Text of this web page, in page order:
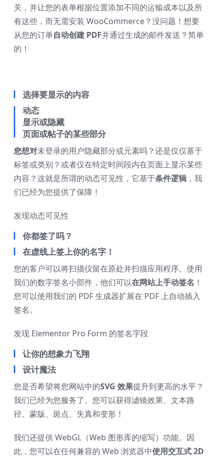
关，并让您的表单根据位置添加不同的运输成本以及所
有这些，而无需安装 WooCommerce？没问题！想要
从您的订单自动创建 PDF并通过生成的邮件发送？简单
的！
选择要显示的内容
动态
显示或隐藏
页面或帖子的某些部分
您想对未登录的用户隐藏部分或元素吗？还是仅仅基于
标签或类别？或者仅在特定时间段内在页面上显示某些
内容？这就是所谓的动态可见性，它基于条件逻辑，我
们已经为您提供了保障！
发现动态可见性
你都签了吗？
在虚线上签上你的名字！
您的客户可以将扫描仪留在原处并扫描应用程序。使用
我们的数字签名小部件，他们可以在网站上手动签名 ！
您可以使用我们的 PDF 生成器扩展在 PDF 上自动插入
签名。
发现 Elementor Pro Form 的签名字段
让你的想象力飞翔
设计魔法
您是否希望将您网站中的SVG 效果提升到更高的水平？
我们已经为您服务了。您可以获得滤镜效果、文本路
径、蒙版、斑点、失真和变形！
我们还提供 WebGL（Web 图形库的缩写）功能。因
此，您可以在任何兼容的 Web 浏览器中使用交互式 2D